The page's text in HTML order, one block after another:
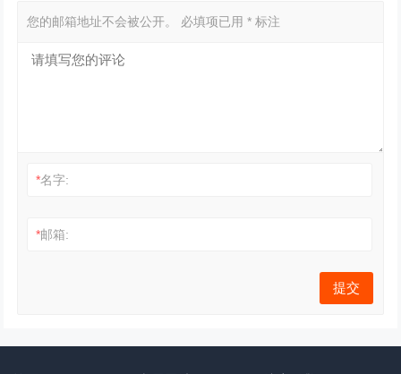
您的邮箱地址不会被公开。 必填项已用* 标注
*名字:
*邮箱: